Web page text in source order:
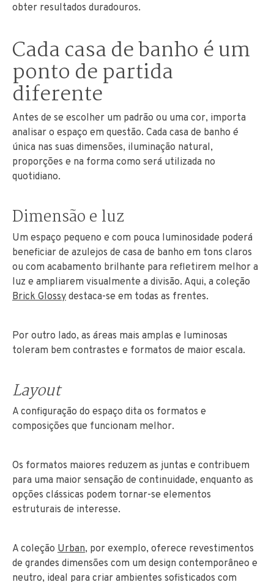
obter resultados duradouros.
Cada casa de banho é um
ponto de partida
diferente
Antes de se escolher um padrão ou uma cor, importa
analisar o espaço em questão. Cada casa de banho é
única nas suas dimensões, iluminação natural,
proporções e na forma como será utilizada no
quotidiano.
Dimensão e luz
Um espaço pequeno e com pouca luminosidade poderá
beneficiar de azulejos de casa de banho em tons claros
ou com acabamento brilhante para refletirem melhor a
luz e ampliarem visualmente a divisão. Aqui, a coleção
Brick Glossy destaca-se em todas as frentes.
Por outro lado, as áreas mais amplas e luminosas
toleram bem contrastes e formatos de maior escala.
Layout
A configuração do espaço dita os formatos e
composições que funcionam melhor.
Os formatos maiores reduzem as juntas e contribuem
para uma maior sensação de continuidade, enquanto as
opções clássicas podem tornar-se elementos
estruturais de interesse.
A coleção Urban, por exemplo, oferece revestimentos
de grandes dimensões com um design contemporâneo e
neutro, ideal para criar ambientes sofisticados com